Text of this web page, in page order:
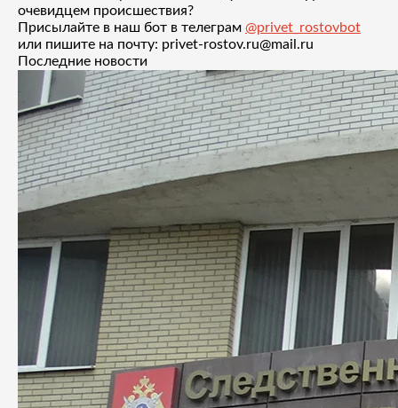
очевидцем происшествия?
Присылайте в наш бот в телеграм @privet_rostovbot
или пишите на почту: privet-rostov.ru@mail.ru
Последние новости